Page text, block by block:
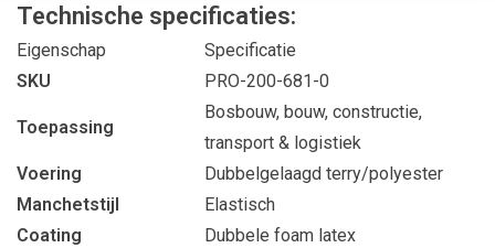
Technische specificaties:
Eigenschap
Specificatie
SKU
PRO-200-681-0
Toepassing
Bosbouw, bouw, constructie,
transport & logistiek
Voering
Dubbelgelaagd terry/polyester
Manchetstijl
Elastisch
Coating
Dubbele foam latex